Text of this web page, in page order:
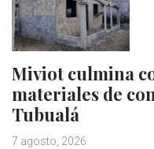
Miviot culmina
materiales de
Tubualá
7 agosto, 2026